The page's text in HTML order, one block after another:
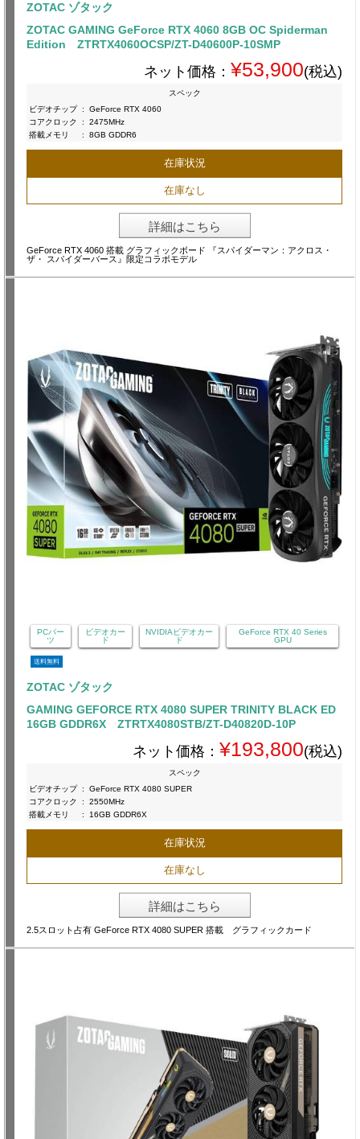
ZOTAC ゾタック
ZOTAC GAMING GeForce RTX 4060 8GB OC Spiderman
Edition ZTRTX4060OCSP/ZT-D40600P-10SMP
ネット価格： ¥53,900(税込)
スペック
ビデオチップ :
GeForce RTX 4060
コアクロック
:
2475MHz
搭載メモリ
: 8GB GDDR6
在庫状況
在庫なし
詳細はこちら
GeForce RTX 4060 搭載 グラフィックボード 『スパイダーマン：アクロス・
ザ・ スパイダーバース』限定コラボモデル
PCパー
ツ
ビデオカー
ド
NVIDIAビデオカー
ド
GeForce RTX 40 Series
GPU
送料無料
ZOTAC ゾタック
GAMING GEFORCE RTX 4080 SUPER TRINITY BLACK ED
16GB GDDR6X ZTRTX4080STB/ZT-D40820D-10P
ネット価格： ¥193,800(税込)
スペック
ビデオチップ :
GeForce RTX 4080 SUPER
コアクロック
:
2550MHz
搭載メモリ
: 16GB GDDR6X
在庫状況
在庫なし
詳細はこちら
2.5スロット占有 GeForce RTX 4080 SUPER 搭載 グラフィックカード